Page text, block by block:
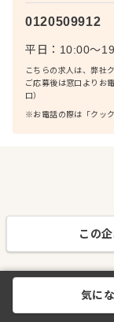
0120509912
平日：10:00〜
こちらの求人は、弊社
ご応募後は窓口よりお
口）
※お電話の際は「クッ
この
気に